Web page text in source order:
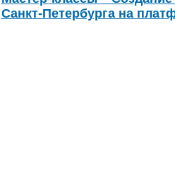
Санкт-Петербурга на